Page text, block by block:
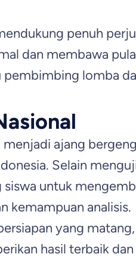
penuh
dan membawa
lomba
ajang
Selain
untuk
kemampuan analisis.
yang
hasil terbaik